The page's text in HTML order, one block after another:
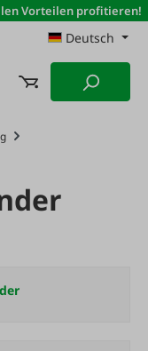
Vorteilen profitieren!
Deutsch